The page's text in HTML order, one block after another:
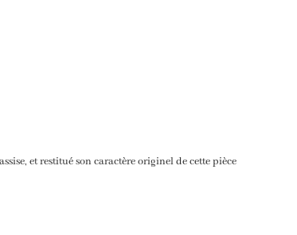
et restitué son caractère originel de cette pièce